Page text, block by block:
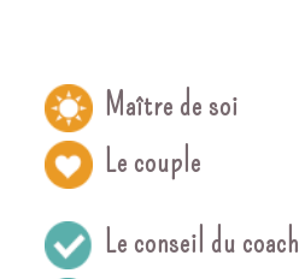
Maître de soi
Le couple
Le conseil du coach